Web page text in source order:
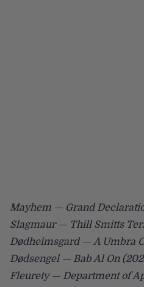
Mayhem — Grand
Slagmaur — Thill Smitts
Dødheimsgard — A Umbra
Dødsengel — Bab Al On
Fleurety — Department of